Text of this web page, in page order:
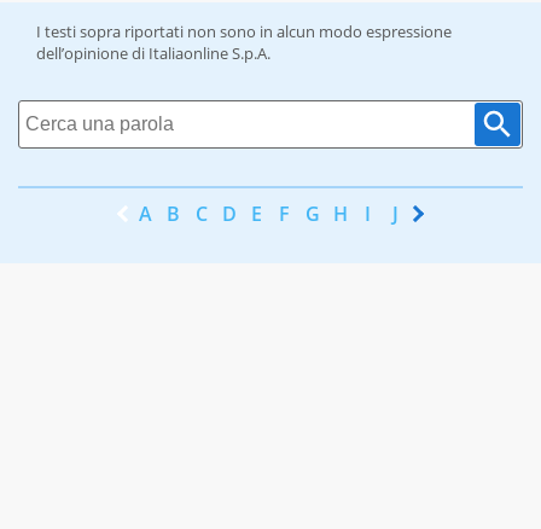
I testi sopra riportati non sono in alcun modo espressione
dell’opinione di Italiaonline S.p.A.
A B C D E F G H I J K